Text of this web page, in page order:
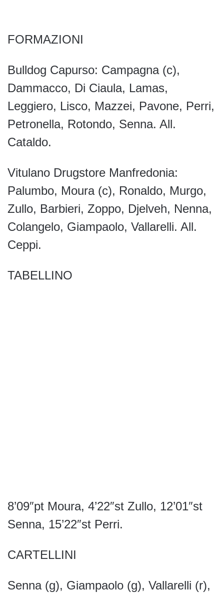
FORMAZIONI
Bulldog Capurso: Campagna (c),
Dammacco, Di Ciaula, Lamas,
Leggiero, Lisco, Mazzei, Pavone, Perri,
Petronella, Rotondo, Senna. All.
Cataldo.
Vitulano Drugstore Manfredonia:
Palumbo, Moura (c), Ronaldo, Murgo,
Zullo, Barbieri, Zoppo, Djelveh, Nenna,
Colangelo, Giampaolo, Vallarelli. All.
Ceppi.
TABELLINO
8’09″pt Moura, 4’22″st Zullo, 12’01″st
Senna, 15’22″st Perri.
CARTELLINI
Senna (g), Giampaolo (g), Vallarelli (r),